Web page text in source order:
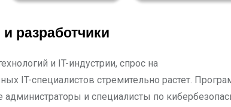
разработчики
и IT-индустрии, спрос на
IT-специалистов стремительно растет.
администраторы и специалисты по